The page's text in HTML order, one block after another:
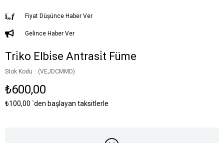
Fiyat Düşünce Haber Ver
Gelince Haber Ver
Tri̇ko Elbi̇se Antrasi̇t Füme
Stok Kodu (VEJDCMMD)
₺600,00
₺100,00 `den başlayan taksitlerle